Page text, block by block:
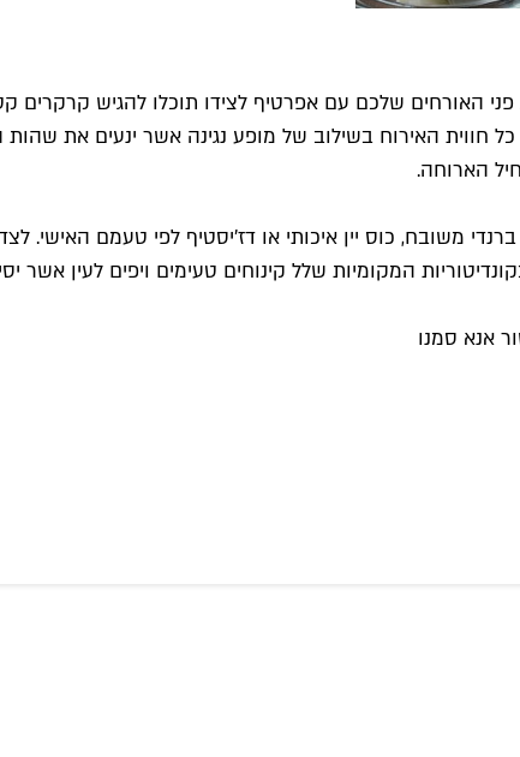
האורחים שלכם עם אפרטיף לצידו תוכלו להגיש קרקרים
חווית האירוח בשילוב של מופע נגינה אשר ינעים את
הארוחה.
משובח, כוס יין איכותי או דז'יסטיף לפי טעמם האישי.
המקומיות שלל קינוחים טעימים ויפים לעין אשר
אנא סמנו